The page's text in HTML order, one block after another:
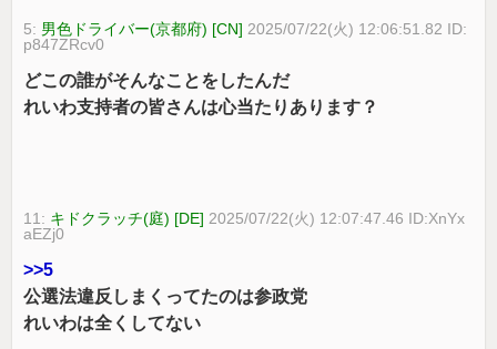
5: 男色ドライバー(京都府) [CN] 2025/07/22(火) 12:06:51.82 ID:
p847ZRcv0
どこの誰がそんなことをしたんだ
れいわ支持者の皆さんは心当たりあります？
11: キドクラッチ(庭) [DE] 2025/07/22(火) 12:07:47.46 ID:XnYx
aEZj0
>>5
公選法違反しまくってたのは参政党
れいわは全くしてない